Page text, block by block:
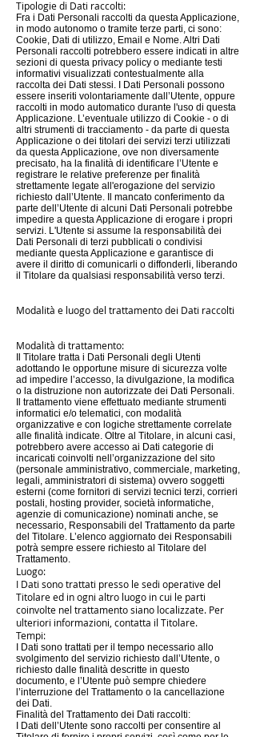
Tipologie di Dati raccolti:
Fra i Dati Personali raccolti da questa Applicazione,
in modo autonomo o tramite terze parti, ci sono:
Cookie, Dati di utilizzo, Email e Nome. Altri Dati
Personali raccolti potrebbero essere indicati in altre
sezioni di questa privacy policy o mediante testi
informativi visualizzati contestualmente alla
raccolta dei Dati stessi. I Dati Personali possono
essere inseriti volontariamente dall’Utente, oppure
raccolti in modo automatico durante l'uso di questa
Applicazione. L’eventuale utilizzo di Cookie - o di
altri strumenti di tracciamento - da parte di questa
Applicazione o dei titolari dei servizi terzi utilizzati
da questa Applicazione, ove non diversamente
precisato, ha la finalità di identificare l’Utente e
registrare le relative preferenze per finalità
strettamente legate all'erogazione del servizio
richiesto dall’Utente. Il mancato conferimento da
parte dell’Utente di alcuni Dati Personali potrebbe
impedire a questa Applicazione di erogare i propri
servizi. L'Utente si assume la responsabilità dei
Dati Personali di terzi pubblicati o condivisi
mediante questa Applicazione e garantisce di
avere il diritto di comunicarli o diffonderli, liberando
il Titolare da qualsiasi responsabilità verso terzi.
Modalità e luogo del trattamento dei Dati raccolti
Modalità di trattamento:
Il Titolare tratta i Dati Personali degli Utenti
adottando le opportune misure di sicurezza volte
ad impedire l’accesso, la divulgazione, la modifica
o la distruzione non autorizzate dei Dati Personali.
Il trattamento viene effettuato mediante strumenti
informatici e/o telematici, con modalità
organizzative e con logiche strettamente correlate
alle finalità indicate. Oltre al Titolare, in alcuni casi,
potrebbero avere accesso ai Dati categorie di
incaricati coinvolti nell’organizzazione del sito
(personale amministrativo, commerciale, marketing,
legali, amministratori di sistema) ovvero soggetti
esterni (come fornitori di servizi tecnici terzi, corrieri
postali, hosting provider, società informatiche,
agenzie di comunicazione) nominati anche, se
necessario, Responsabili del Trattamento da parte
del Titolare. L’elenco aggiornato dei Responsabili
potrà sempre essere richiesto al Titolare del
Trattamento.
Luogo:
I Dati sono trattati presso le sedi operative del
Titolare ed in ogni altro luogo in cui le parti
coinvolte nel trattamento siano localizzate. Per
ulteriori informazioni, contatta il Titolare.
Tempi:
I Dati sono trattati per il tempo necessario allo
svolgimento del servizio richiesto dall’Utente, o
richiesto dalle finalità descritte in questo
documento, e l’Utente può sempre chiedere
l’interruzione del Trattamento o la cancellazione
dei Dati.
Finalità del Trattamento dei Dati raccolti:
I Dati dell’Utente sono raccolti per consentire al